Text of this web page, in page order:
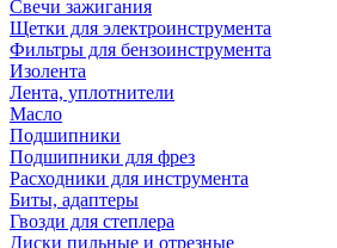
Свечи зажигания
Щетки для электроинструмента
Фильтры для бензоинструмента
Изолента
Лента, уплотнители
Масло
Подшипники
Подшипники для фрез
Расходники для инструмента
Биты, адаптеры
Гвозди для степлера
Диски пильные и отрезные